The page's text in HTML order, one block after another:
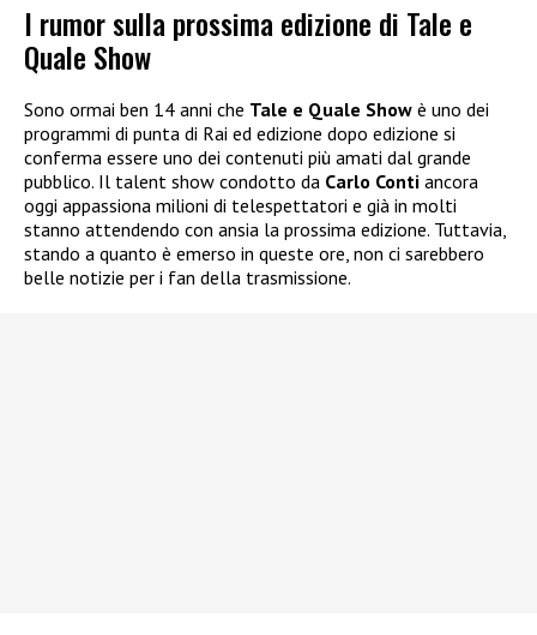
I rumor sulla prossima edizione di Tale e
Quale Show
Sono ormai ben 14 anni che Tale e Quale Show è uno dei
programmi di punta di Rai ed edizione dopo edizione si
conferma essere uno dei contenuti più amati dal grande
pubblico. Il talent show condotto da Carlo Conti ancora
oggi appassiona milioni di telespettatori e già in molti
stanno attendendo con ansia la prossima edizione. Tuttavia,
stando a quanto è emerso in queste ore, non ci sarebbero
belle notizie per i fan della trasmissione.